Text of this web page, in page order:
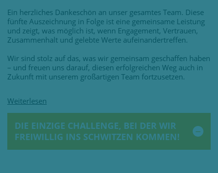
Ein herzliches Dankeschön an unser gesamtes Team. Diese
fünfte Auszeichnung in Folge ist eine gemeinsame Leistung
und zeigt, was möglich ist, wenn Engagement, Vertrauen,
Zusammenhalt und gelebte Werte aufeinandertreffen.
Wir sind stolz auf das, was wir gemeinsam geschaffen haben
– und freuen uns darauf, diesen erfolgreichen Weg auch in
Zukunft mit unserem großartigen Team fortzusetzen.
DIE EINZIGE CHALLENGE, BEI DER WIR
FREIWILLIG INS SCHWITZEN KOMMEN!